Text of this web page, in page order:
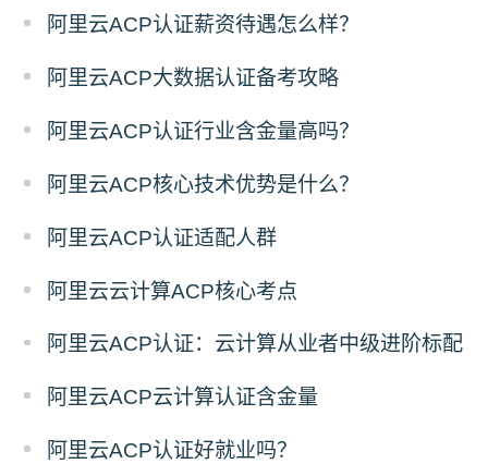
阿里云ACP认证薪资待遇怎么样？
阿里云ACP大数据认证备考攻略
阿里云ACP认证行业含金量高吗？
阿里云ACP核心技术优势是什么？
阿里云ACP认证适配人群
阿里云云计算ACP核心考点
阿里云ACP认证：云计算从业者中级进阶标配
阿里云ACP云计算认证含金量
阿里云ACP认证好就业吗？